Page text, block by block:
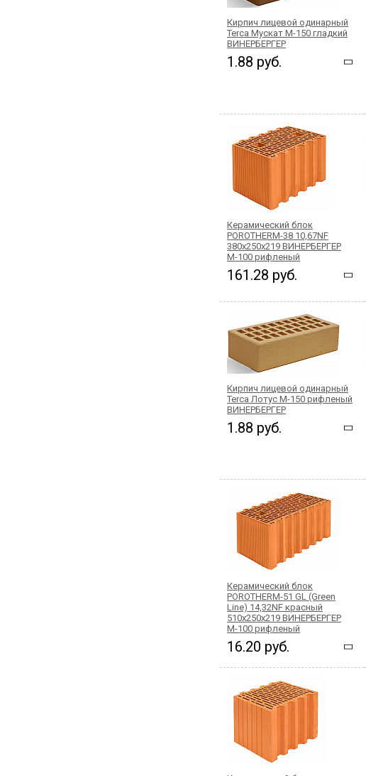
Кирпич лицевой одинарный
Terca Мускат М-150 гладкий
ВИНЕРБЕРГЕР
1.88 руб.
Керамический блок
POROTHERM-38 10,67NF
380x250x219 ВИНЕРБЕРГЕР
М-100 рифленый
161.28 руб.
Кирпич лицевой одинарный
Terca Лотус М-150 рифленый
ВИНЕРБЕРГЕР
1.88 руб.
Керамический блок
POROTHERM-51 GL (Green
Line) 14,32NF красный
510x250x219 ВИНЕРБЕРГЕР
М-100 рифленый
16.20 руб.